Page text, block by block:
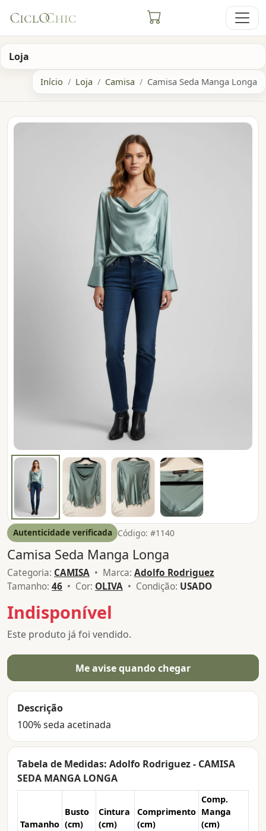
Loja
Início Loja Camisa Camisa Seda Manga Longa
Autenticidade verificada Código: #1140
Camisa Seda Manga Longa
Categoria: CAMISA • Marca: Adolfo Rodriguez
Tamanho: 46 • Cor: OLIVA • Condição: USADO
Indisponível
Este produto já foi vendido.
Me avise quando chegar
Descrição
100% seda acetinada
Tabela de Medidas: Adolfo Rodriguez - CAMISA
SEDA MANGA LONGA
Tamanho
Busto
(cm)
Cintura
(cm)
Comprimento
(cm)
Comp.
Manga
(cm)